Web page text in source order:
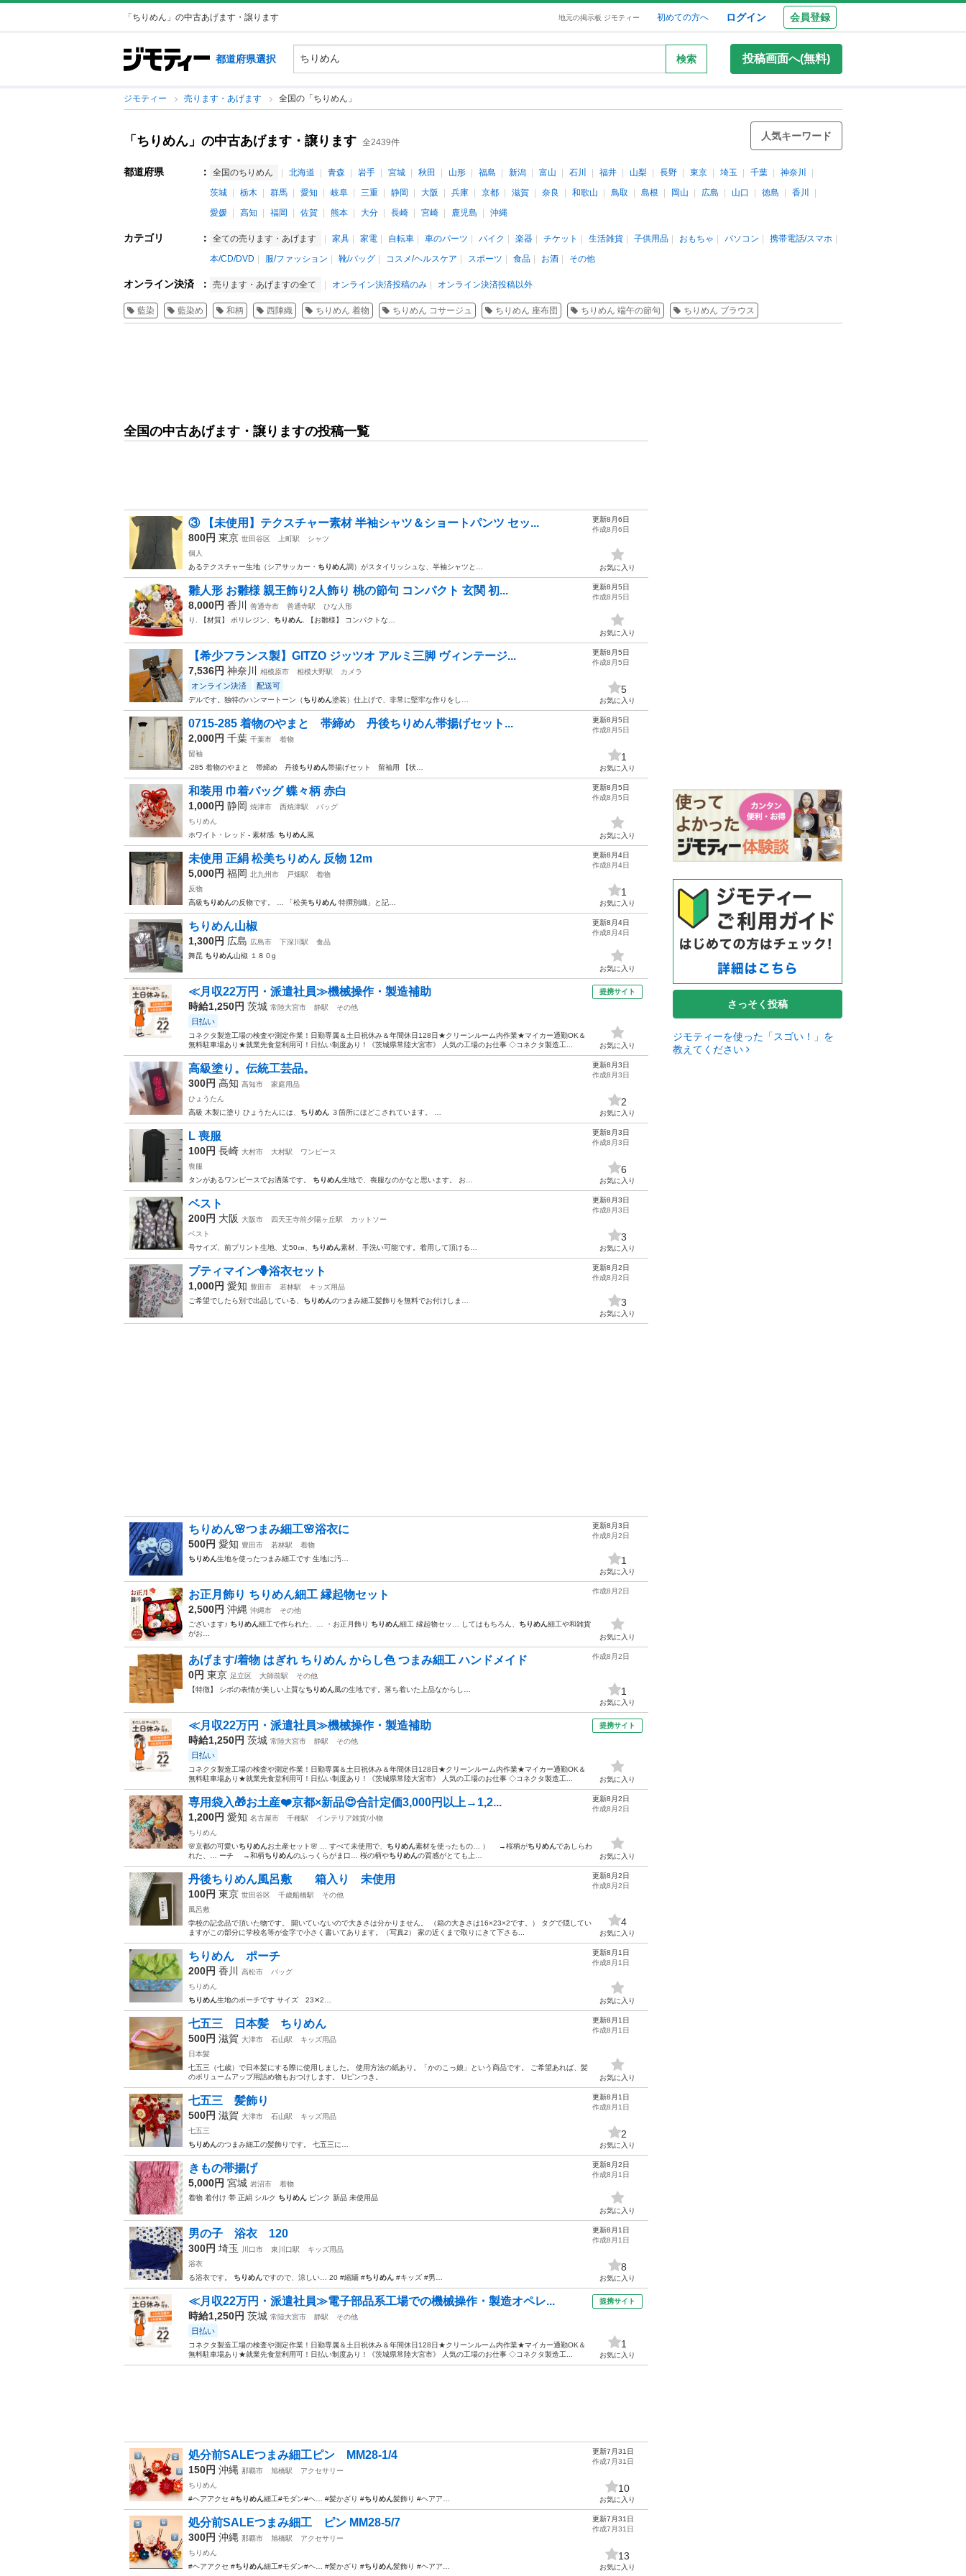
「ちりめん」の中古あげます・譲ります 地元の掲示板 ジモティー 初めての方へ ログイン 会員登録
都道府県選択 検索 投稿画面へ(無料)
ジモティー 売ります・あげます 全国の「ちりめん」
「ちりめん」の中古あげます・譲ります 全2439件
人気キーワード
都道府県 ： 全国のちりめん 北海道 青森 岩手 宮城 秋田 山形 福島 新潟 富山 石川 福井 山梨 長野 東京 埼玉 千葉
神奈川
茨城
栃木 群馬 愛知 岐阜 三重 静岡 大阪 兵庫 京都 滋賀 奈良 和歌山 鳥取 島根 岡山 広島 山口 徳島
香川
愛媛
高知 福岡 佐賀 熊本 大分 長崎 宮崎 鹿児島 沖縄
カテゴリ ： 全ての売ります・あげます 家具 家電 自転車 車のパーツ バイク 楽器 チケット 生活雑貨 子供用品 おもちゃ パソコン
携帯電話/スマホ
本/CD/DVD
服/ファッション 靴/バッグ コスメ/ヘルスケア スポーツ 食品 お酒 その他
オンライン決済 ： 売ります・あげますの全て オンライン決済投稿のみ オンライン決済投稿以外
藍染 藍染め 和柄 西陣織 ちりめん 着物 ちりめん コサージュ ちりめん 座布団 ちりめん 端午の節句 ちりめん ブラウス
全国の中古あげます・譲りますの投稿一覧
③ 【未使用】テクスチャー素材 半袖シャツ＆ショートパンツ セッ...
800円 東京 世田谷区 上町駅
シャツ
個人
あるテクスチャー生地（シアサッカー・ ちりめん調）がスタイリッシュな、半袖シャツと…
更新8月6日
作成8月6日
お気に入り
雛人形 お雛様 親王飾り2人飾り 桃の節句 コンパクト 玄関 初...
8,000円 香川 善通寺市 善通寺駅
ひな人形
り. 【材質】 ポリレジン、 ちりめん . 【お雛様】 コンパクトな…
更新8月5日
作成8月5日
お気に入り
【希少フランス製】GITZO ジッツオ アルミ三脚 ヴィンテージ...
7,536円 神奈川 相模原市 相模大野駅 カメラ
オンライン決済 配送可
デルです。 ​独特のハンマートーン（ちりめん塗装）仕上げで、非常に堅牢な作りをし…
更新8月5日
作成8月5日
5
お気に入り
0715-285 着物のやまと 帯締め 丹後ちりめん帯揚げセット...
2,000円 千葉 千葉市
着物
留袖
-285 着物のやまと 帯締め 丹後ちりめん帯揚げセット 留袖用 【状…
更新8月5日
作成8月5日
1
お気に入り
和装用 巾着バッグ 蝶々柄 赤白
1,000円 静岡 焼津市 西焼津駅
バッグ
ちりめん
ホワイト・レッド - 素材感: ちりめん風
更新8月5日
作成8月5日
お気に入り
未使用 正絹 松美ちりめん 反物 12m
5,000円 福岡 北九州市 戸畑駅
着物
反物
高級ちりめんの反物です。 … 「松美ちりめん 特撰別織」と記…
更新8月4日
作成8月4日
1
お気に入り
ちりめん山椒
1,300円 広島 広島市 下深川駅
食品
舞昆 ちりめん山椒 １８０g
更新8月4日
作成8月4日
お気に入り
≪月収22万円・派遣社員≫機械操作・製造補助
時給1,250円 茨城 常陸大宮市 静駅 その他
日払い
コネクタ製造工場の検査や測定作業！日勤専属＆土日祝休み＆年間休日128日★クリーンルーム内作業★マイカー通勤OK＆
無料駐車場あり★就業先食堂利用可！日払い制度あり！《茨城県常陸大宮市》 人気の工場のお仕事 ◇コネクタ製造工...
提携サイト
お気に入り
高級塗り。伝統工芸品。
300円 高知 高知市
家庭用品
ひょうたん
高級 木製に塗り ひょうたんには、 ちりめん ３箇所にほどこされています。 …
更新8月3日
作成8月3日
2
お気に入り
L 喪服
100円 長崎 大村市 大村駅
ワンピース
喪服
タンがあるワンピースでお洒落です。 ちりめん生地で、喪服なのかなと思います。 お…
更新8月3日
作成8月3日
6
お気に入り
ベスト
200円 大阪 大阪市 四天王寺前夕陽ヶ丘駅
カットソー
ベスト
号サイズ、前プリント生地、丈50㎝、 ちりめん素材、手洗い可能です。着用して頂ける…
更新8月3日
作成8月3日
3
お気に入り
プティマイン🪻浴衣セット
1,000円 愛知 豊田市 若林駅
キッズ用品
ご希望でしたら別で出品している、 ちりめんのつまみ細工髪飾りを無料でお付けしま…
更新8月2日
作成8月2日
3
お気に入り
ちりめん🌸つまみ細工🌸浴衣に
500円 愛知 豊田市 若林駅
着物
ちりめん生地を使ったつまみ細工です 生地に汚…
更新8月3日
作成8月2日
1
お気に入り
お正月飾り ちりめん細工 縁起物セット
2,500円 沖縄 沖縄市
その他
ございます♪ ちりめん細工で作られた、… ・お正月飾り ちりめん細工 縁起物セッ… してはもちろん、 ちりめん細工や和雑貨
がお…
作成8月2日
お気に入り
あげます/着物 はぎれ ちりめん からし色 つまみ細工 ハンドメイド
0円 東京 足立区 大師前駅
その他
【特徴】 シボの表情が美しい上質なちりめん風の生地です。落ち着いた上品なからし…
作成8月2日
1
お気に入り
≪月収22万円・派遣社員≫機械操作・製造補助
時給1,250円 茨城 常陸大宮市 静駅 その他
日払い
コネクタ製造工場の検査や測定作業！日勤専属＆土日祝休み＆年間休日128日★クリーンルーム内作業★マイカー通勤OK＆
無料駐車場あり★就業先食堂利用可！日払い制度あり！《茨城県常陸大宮市》 人気の工場のお仕事 ◇コネクタ製造工...
提携サイト
お気に入り
専用袋入🎁お土産❤️京都×新品😍合計定価3,000円以上→1,2...
1,200円 愛知 名古屋市 千種駅
インテリア雑貨/小物
ちりめん
🌸京都の可愛いちりめんお土産セット🌸 … すべて未使用で、 ちりめん素材を使ったもの… ） →桜柄がちりめんであしらわ
れた、… ーチ →和柄ちりめんのふっくらがま口… 桜の柄やちりめんの質感がとても上…
更新8月2日
作成8月2日
お気に入り
丹後ちりめん風呂敷 箱入り 未使用
100円 東京 世田谷区 千歳船橋駅
その他
風呂敷
学校の記念品で頂いた物です。 開いていないので大きさは分かりません。 （箱の大きさは16×23×2です。） タグで隠してい
ますがこの部分に学校名等が金字で小さく書いてあります。（写真2） 家の近くまで取りにきて下さる...
更新8月2日
作成8月2日
4
お気に入り
ちりめん ポーチ
200円 香川 高松市
バッグ
ちりめん
ちりめん生地のポーチです サイズ 23✕2…
更新8月1日
作成8月1日
お気に入り
七五三 日本髪 ちりめん
500円 滋賀 大津市 石山駅
キッズ用品
日本髪
七五三（七歳）で日本髪にする際に使用しました。 使用方法の紙あり。「かのこっ娘」という商品です。 ご希望あれば、髪
のボリュームアップ用詰め物もおつけします。 Uピンつき。
更新8月1日
作成8月1日
お気に入り
七五三 髪飾り
500円 滋賀 大津市 石山駅
キッズ用品
七五三
ちりめんのつまみ細工の髪飾りです。 七五三に…
更新8月1日
作成8月1日
2
お気に入り
きもの帯揚げ
5,000円 宮城 岩沼市
着物
着物 着付け 帯 正絹 シルク ちりめん ピンク 新品 未使用品
更新8月2日
作成8月1日
お気に入り
男の子 浴衣 120
300円 埼玉 川口市 東川口駅
キッズ用品
浴衣
る浴衣です。 ちりめんですので、涼しい… 20 #縮緬 #ちりめん #キッズ #男…
更新8月1日
作成8月1日
8
お気に入り
≪月収22万円・派遣社員≫電子部品系工場での機械操作・製造オペレ...
時給1,250円 茨城 常陸大宮市 静駅 その他
日払い
コネクタ製造工場の検査や測定作業！日勤専属＆土日祝休み＆年間休日128日★クリーンルーム内作業★マイカー通勤OK＆
無料駐車場あり★就業先食堂利用可！日払い制度あり！《茨城県常陸大宮市》 人気の工場のお仕事 ◇コネクタ製造工...
提携サイト
1
お気に入り
処分前SALEつまみ細工ピン MM28-1/4
150円 沖縄 那覇市 旭橋駅
アクセサリー
ちりめん
#ヘアアクセ #ちりめん細工#モダン#ヘ… #髪かざり #ちりめん髪飾り #ヘアア…
更新7月31日
作成7月31日
10
お気に入り
処分前SALEつまみ細工 ピン MM28-5/7
300円 沖縄 那覇市 旭橋駅
アクセサリー
ちりめん
#ヘアアクセ #ちりめん細工#モダン#ヘ… #髪かざり #ちりめん髪飾り #ヘアア…
更新7月31日
作成7月31日
13
お気に入り
さっそく投稿
ジモティーを使った「スゴい！」を
教えてください